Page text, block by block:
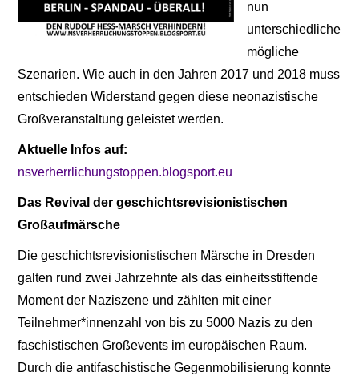
nun
unterschiedliche
mögliche
Szenarien. Wie auch in den Jahren 2017 und 2018 muss
entschieden Widerstand gegen diese neonazistische
Großveranstaltung geleistet werden.
Aktuelle Infos auf:
nsverherrlichungstoppen.blogsport.eu
Das Revival der geschichtsrevisionistischen
Großaufmärsche
Die geschichtsrevisionistischen Märsche in Dresden
galten rund zwei Jahrzehnte als das einheitsstiftende
Moment der Naziszene und zählten mit einer
Teilnehmer*innenzahl von bis zu 5000 Nazis zu den
faschistischen Großevents im europäischen Raum.
Durch die antifaschistische Gegenmobilisierung konnte